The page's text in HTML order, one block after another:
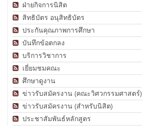
ฝ่ายกิจการนิสิต
สิทธิบัตร อนุสิทธิบัตร
ประกันคุณภาพการศึกษา
บันทึกข้อตกลง
บริการวิชาการ
เยี่ยมชมคณะ
ศึกษาดูงาน
ข่าวรับสมัครงาน (คณะวิศวกรรมศาสตร์)
ข่าวรับสมัครงาน (สำหรับนิสิต)
ประชาสัมพันธ์หลักสูตร